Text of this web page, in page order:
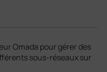
Omada pour gérer des
sous-réseaux sur